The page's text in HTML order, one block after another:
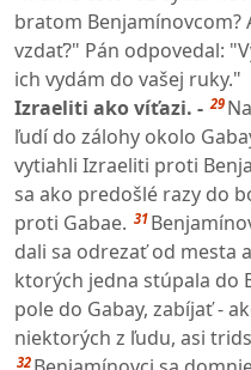
bratom Benjamínovcom?
vzdať?" Pán odpovedal:
ich vydám do vašej ruky."
Izraeliti ako víťazi. - 29
ľudí do zálohy okolo
vytiahli Izraeliti proti
sa ako predošlé razy do
proti Gabae. 31
dali sa odrezať od mesta
ktorých jedna stúpala do
pole do Gabay, zabíjať -
niektorých z ľudu, asi
32